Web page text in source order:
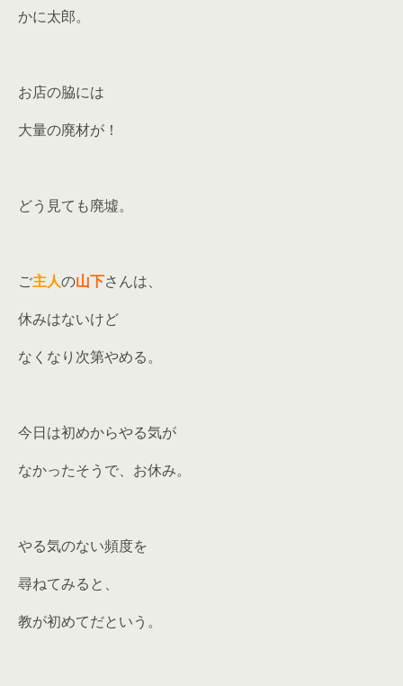
かに太郎。
お店の脇には
大量の廃材が！
どう見ても廃墟。
ご主人の山下さんは、
休みはないけど
なくなり次第やめる。
今日は初めからやる気が
なかったそうで、お休み。
やる気のない頻度を
尋ねてみると、
教が初めてだという。